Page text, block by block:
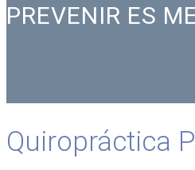
PREVENIR ES
Quiropráctica